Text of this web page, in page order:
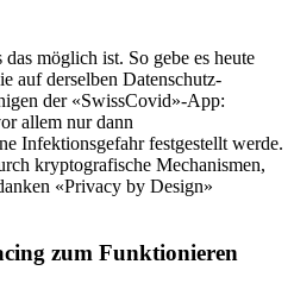
möglich ist. So gebe es heute
auf derselben Datenschutz-
der «SwissCovid»-App:
allem nur dann
Infektionsgefahr festgestellt werde.
kryptografische Mechanismen,
«Privacy by Design»
zum Funktionieren